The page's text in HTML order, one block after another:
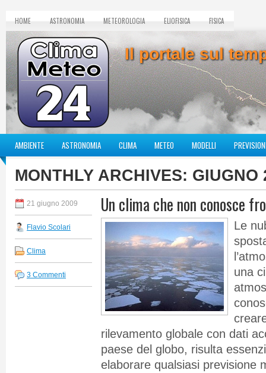
HOME ASTRONOMIA METEOROLOGIA ELIOFISICA FISICA
Il portale sul
AMBIENTE ASTRONOMIA CLIMA METEO MODELLI
MONTHLY ARCHIVES: GIUGNO
21 giugno 2009
Flavio Scolari
Clima
3 Commenti
Un clima che non conosce
Le
una
rilevamento globale con dati
paese del globo, risulta
elaborare qualsiasi previsione